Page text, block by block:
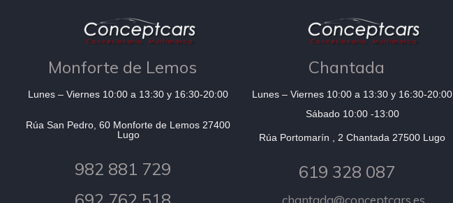
Monforte de Lemos
Lunes – Viernes 10:00 a 13:30 y 16:30-20:00
Rúa San Pedro, 60 Monforte de Lemos 27400
Lugo
982 881 729
Chantada
Lunes – Viernes 10:00 a 13:30 y 16:30-20:00
Sábado 10:00 -13:00
Rúa Portomarín , 2 Chantada 27500 Lugo
619 328 087
chantada@conceptcars.es